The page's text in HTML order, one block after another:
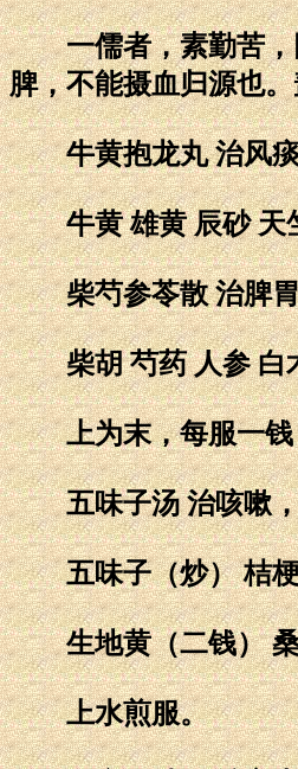
一儒者，素勤苦，因
脾，不能摄血归源也
牛黄抱龙丸 治风痰
牛黄 雄黄 辰砂 天竺
柴芍参苓散 治脾胃
柴胡 芍药 人参 白术
上为末，每服一钱
五味子汤 治咳嗽，
五味子（炒） 桔梗（
生地黄（二钱） 桑
上水煎服。